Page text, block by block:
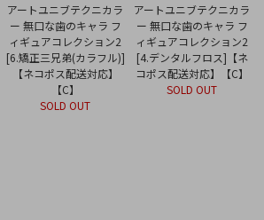
アートユニブテクニカラ
ー 無口な歯のキャラ フ
ィギュアコレクション2
[6.矯正三兄弟(カラフル)]
【ネコポス配送対応】
【C】
SOLD OUT
アートユニブテクニカラ
ー 無口な歯のキャラ フ
ィギュアコレクション2
[4.デンタルフロス]【ネ
コポス配送対応】【C】
SOLD OUT